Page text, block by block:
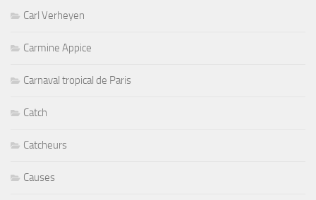
Carl Verheyen
Carmine Appice
Carnaval tropical de Paris
Catch
Catcheurs
Causes